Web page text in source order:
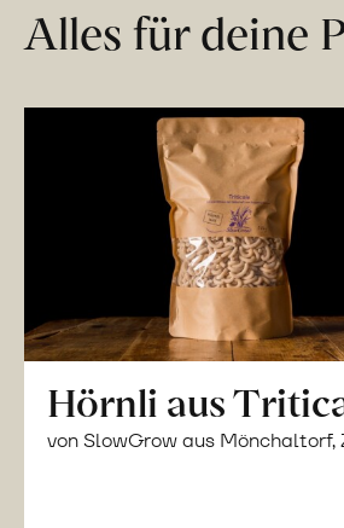
Alles für deine
Hörnli aus
von SlowGrow aus Mönchaltorf,